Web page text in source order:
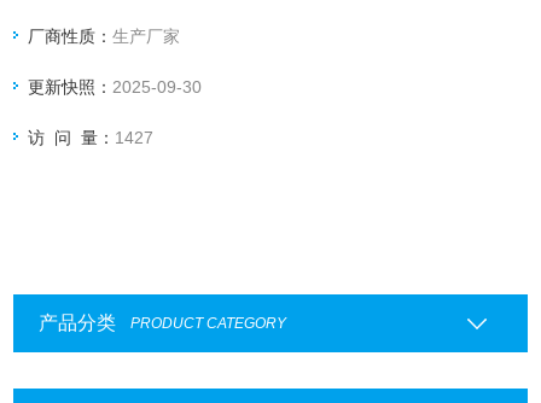
器功能在自动元件生产时进行良品与不良品分类。
厂商性质：生产厂家
更新快照： 2025-09-30
访 问 量： 1427
产品分类 PRODUCT CATEGORY